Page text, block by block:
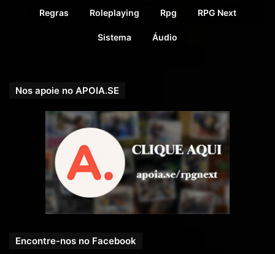
Se você preferir nos apoiar pelo PICPAY, acesse e
Regras Roleplaying Rpg RPG Next
Sistema Áudio
Nos apoie no APOIA.SE
Encontre-nos no Facebook